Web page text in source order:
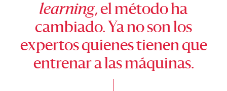
learning, el método ha
cambiado. Ya no son los
expertos quienes tienen que
entrenar a las máquinas.